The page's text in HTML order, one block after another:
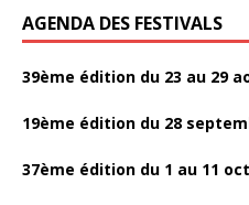
AGENDA DES FESTIVALS
39ème édition du 23 au 29
19ème édition du 28
37ème édition du 1 au 11